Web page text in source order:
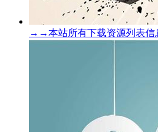
→→本站所有下载资源列表信